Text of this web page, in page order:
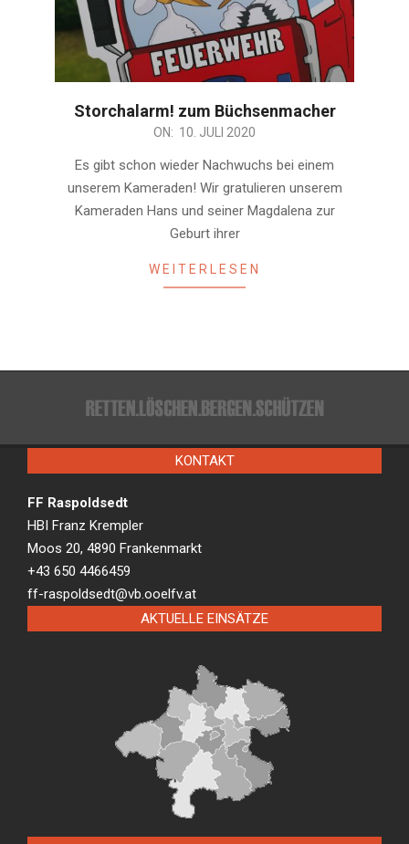
Storchalarm! zum Büchsenmacher
ON: 10. JULI 2020
Es gibt schon wieder Nachwuchs bei einem
unserem Kameraden! Wir gratulieren unserem
Kameraden Hans und seiner Magdalena zur
Geburt ihrer
WEITERLESEN
KONTAKT
FF Raspoldsedt
HBI Franz Krempler
Moos 20, 4890 Frankenmarkt
+43 650 4466459
ff-raspoldsedt@vb.ooelfv.at
AKTUELLE EINSÄTZE